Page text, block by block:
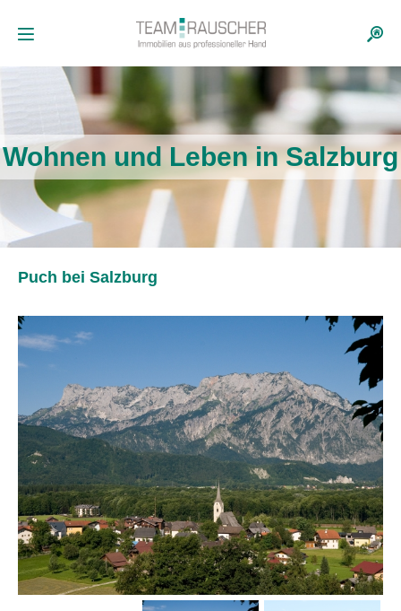
Wohnen und Leben in Salzburg
Puch bei Salzburg